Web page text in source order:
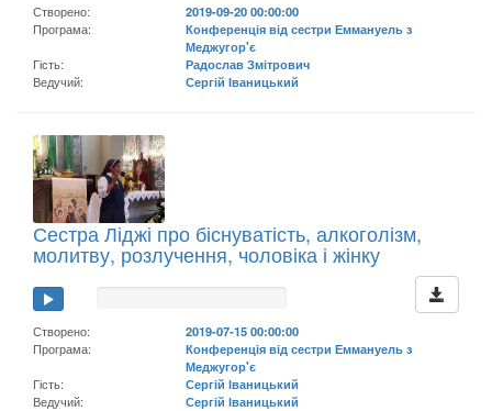
Створено:
2019-09-20 00:00:00
Програма:
Конференція від сестри Еммануель з
Меджугор'є
Гість:
Радослав Змітрович
Ведучий:
Сергій Іваницький
Сестра Ліджі про біснуватість, алкоголізм,
молитву, розлучення, чоловіка і жінку
Створено:
2019-07-15 00:00:00
Програма:
Конференція від сестри Еммануель з
Меджугор'є
Гість:
Сергій Іваницький
Ведучий:
Сергій Іваницький